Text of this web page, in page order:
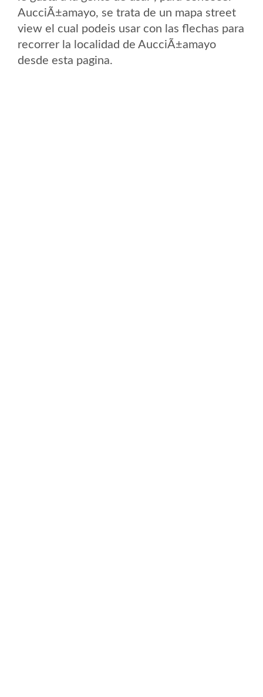
AucciÃ±amayo, se trata de un mapa street
view el cual podeis usar con las flechas para
recorrer la localidad de AucciÃ±amayo
desde esta pagina.